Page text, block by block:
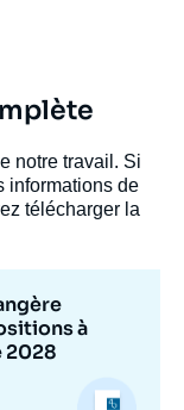
notre travail. Si
informations de
télécharger la
à
2028